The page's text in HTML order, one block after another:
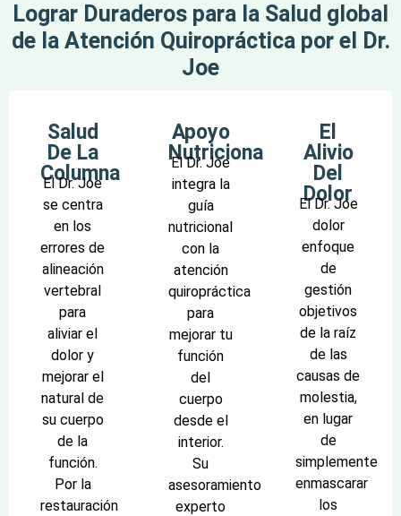
Lograr Duraderos para la Salud global
de la Atención Quiropráctica por el Dr.
Joe
Salud
De La
Columna
El Dr. Joe
se centra
en los
errores de
alineación
vertebral
para
aliviar el
dolor y
mejorar el
natural de
su cuerpo
de la
función.
Por la
restauración
Apoyo
Nutricional
El Dr. Joe
integra la
guía
nutricional
con la
atención
quiropráctica
para
mejorar tu
función
del
cuerpo
desde el
interior.
Su
asesoramiento
experto
El
Alivio
Del
Dolor
El Dr. Joe
dolor
enfoque
de
gestión
objetivos
de la raíz
de las
causas de
molestia,
en lugar
de
simplemente
enmascarar
los